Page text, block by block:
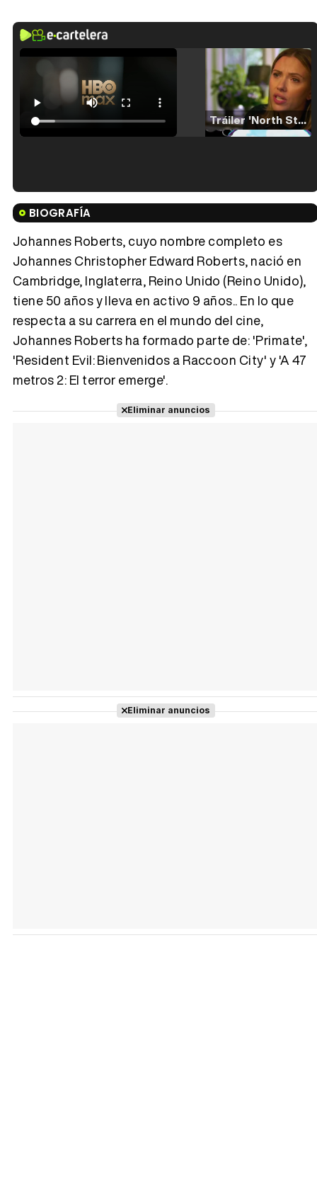
Tráiler 'North Star' (2023)
Tráiler en español de 'La isla olvidada'
Tráiler 'Vida perra' (2026)
Tráiler Oficial en VOSE 'The Audacity'
BIOGRAFÍA
Johannes Roberts, cuyo nombre completo es
Johannes Christopher Edward Roberts, nació en
Cambridge, Inglaterra, Reino Unido (Reino Unido),
tiene 50 años y lleva en activo 9 años.. En lo que
respecta a su carrera en el mundo del cine,
Johannes Roberts ha formado parte de: 'Primate',
'Resident Evil: Bienvenidos a Raccoon City' y 'A 47
metros 2: El terror emerge'.
Eliminar anuncios
Eliminar anuncios